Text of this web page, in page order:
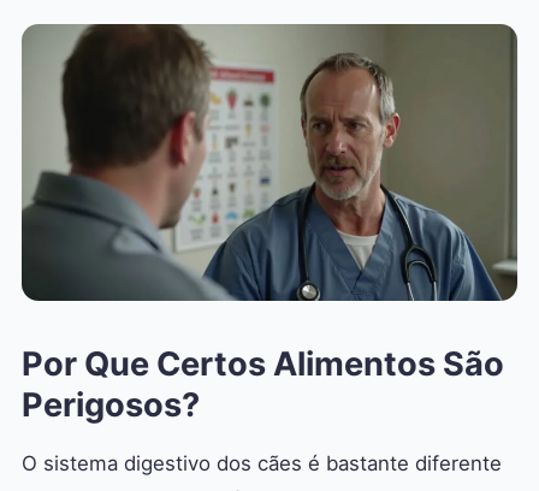
Por Que Certos Alimentos São
Perigosos?
O sistema digestivo dos cães é bastante diferente